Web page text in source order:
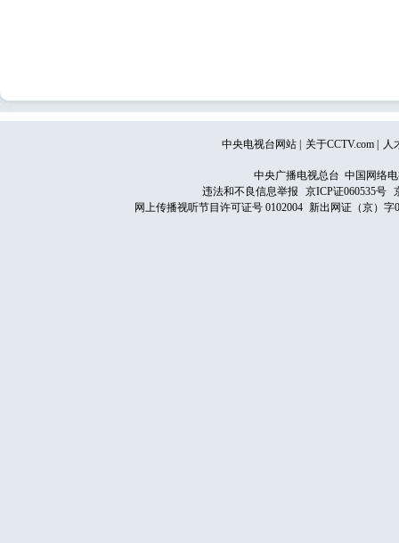
中央电视台网站 关于CCTV.com 人
中央广播电视总台 中国网络
违法和不良信息举报
京ICP证060535号
网上传播视听节目许可证号 0102004 新出网证（京）